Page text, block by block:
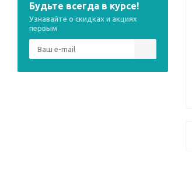
Будьте всегда в курсе!
Узнавайте о скидках и акциях
первым